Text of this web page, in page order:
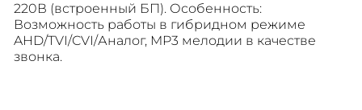
220В (встроенный БП). Особенность:
Возможность работы в гибридном режиме
AHD/TVI/CVI/Аналог, MP3 мелодии в качестве
звонка.